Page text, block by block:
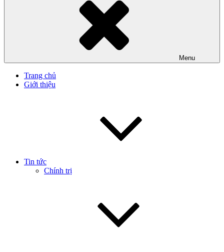
Menu
Trang chủ
Giới thiệu
Tin tức
Chính trị